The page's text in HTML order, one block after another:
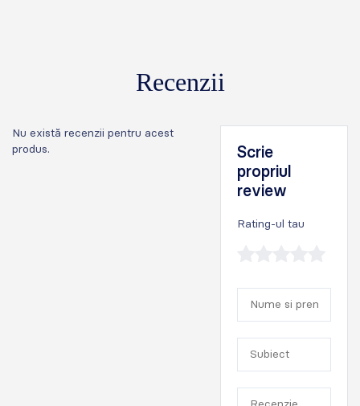
Recenzii
Nu există recenzii pentru acest
produs.
Scrie
propriul
review
Rating-ul tau